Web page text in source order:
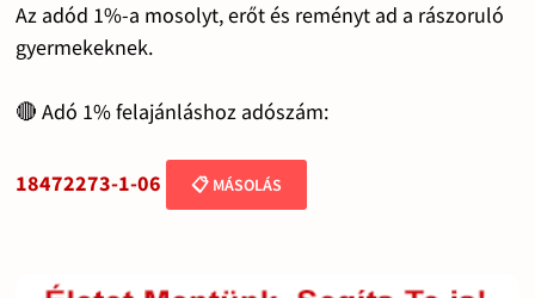
Az adód 1%-a mosolyt, erőt és reményt ad a rászoruló
gyermekeknek.
🔴 Adó 1% felajánláshoz adószám:
18472273-1-06 📋 MÁSOLÁS